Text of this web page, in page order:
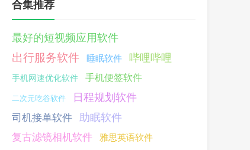
合集推荐
最好的短视频应用软件
出行服务软件 睡眠软件 哔哩哔哩
手机网速优化软件 手机便签软件
二次元吃谷软件 日程规划软件
司机接单软件 助眠软件
复古滤镜相机软件 雅思英语软件